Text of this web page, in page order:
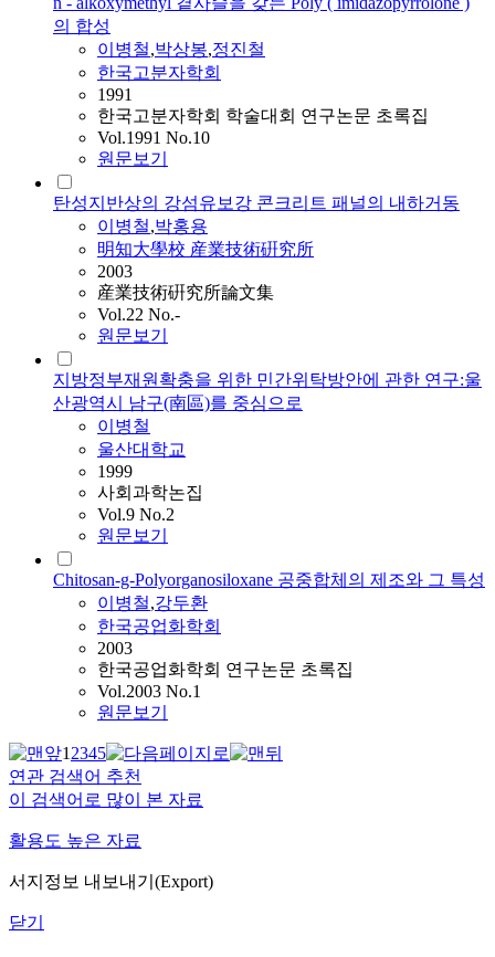
의 합성
이병철,박상봉,정진철
한국고분자학회
1991
한국고분자학회 학술대회 연구논문 초록집
Vol.1991 No.10
원문보기
탄성지반상의 강섬유보강 콘크리트 패널의 내하거동
이병철,박홍용
明知大學校 産業技術硏究所
2003
産業技術硏究所論文集
Vol.22 No.-
원문보기
지방정부재원확충을 위한 민간위탁방안에 관한 연구:울
산광역시 남구(南區)를 중심으로
이병철
울산대학교
1999
사회과학논집
Vol.9 No.2
원문보기
Chitosan-g-Polyorganosiloxane 공중합체의 제조와 그 특성
이병철,강두환
한국공업화학회
2003
한국공업화학회 연구논문 초록집
Vol.2003 No.1
원문보기
12345
연관 검색어 추천
이 검색어로 많이 본 자료
활용도 높은 자료
서지정보 내보내기(Export)
닫기